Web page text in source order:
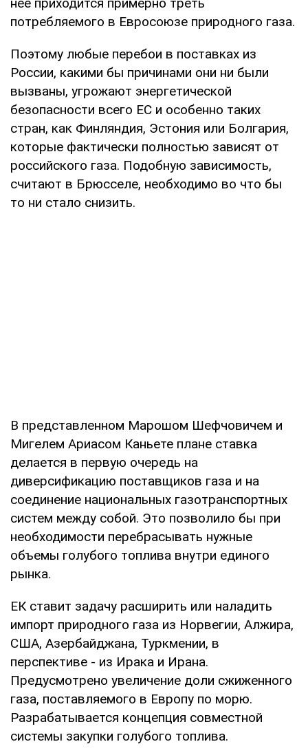
потребляемого в Евросоюзе природного газа.
Поэтому любые перебои в поставках из
России, какими бы причинами они ни были
вызваны, угрожают энергетической
безопасности всего ЕС и особенно таких
стран, как Финляндия, Эстония или Болгария,
которые фактически полностью зависят от
российского газа. Подобную зависимость,
считают в Брюсселе, необходимо во что бы
то ни стало снизить.
В представленном Марошом Шефчовичем и
Мигелем Ариасом Каньете плане ставка
делается в первую очередь на
диверсификацию поставщиков газа и на
соединение национальных газотранспортных
систем между собой. Это позволило бы при
необходимости перебрасывать нужные
объемы голубого топлива внутри единого
рынка.
ЕК ставит задачу расширить или наладить
импорт природного газа из Норвегии, Алжира,
США, Азербайджана, Туркмении, в
перспективе - из Ирака и Ирана.
Предусмотрено увеличение доли сжиженного
газа, поставляемого в Европу по морю.
Разрабатывается концепция совместной
системы закупки голубого топлива.